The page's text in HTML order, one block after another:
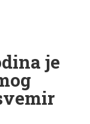
je